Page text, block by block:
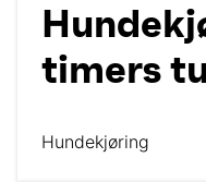
timers
Hundekjøring